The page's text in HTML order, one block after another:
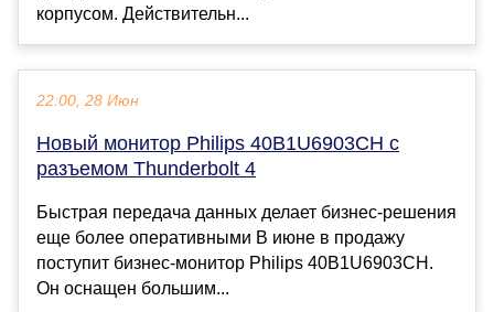
корпусом. Действительн...
22:00, 28 Июн
Новый монитор Philips 40B1U6903CH с
разъемом Thunderbolt 4
Быстрая передача данных делает бизнес-решения
еще более оперативными В июне в продажу
поступит бизнес-монитор Philips 40B1U6903CH.
Он оснащен большим...